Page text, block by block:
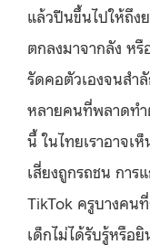
แล้วปีนขึ้นไปให้ถึง
ตกลงมาจากลัง ห
รัดคอตัวเองจนสำ
หลายคนที่พลาดทำ
นี้ ในไทยเราอาจเ
เสี่ยงถูกรถชน การ
TikTok ครูบางคน
เด็กไม่ได้รับรู้หรือ